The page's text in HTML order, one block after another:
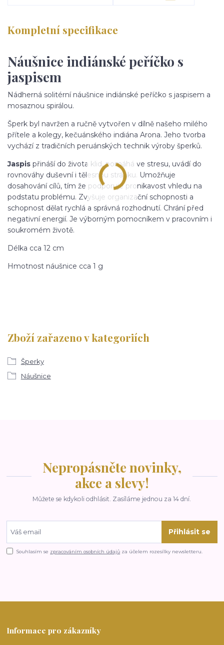
Kompletní specifikace
Náušnice indiánské peříčko s
jaspisem
Nádherná solitérní náušnice indiánské peříčko s jaspisem a
mosaznou spirálou.
Šperk byl navržen a ručně vytvořen v dílně našeho milého
přítele a kolegy, kečuánského indiána Arona. Jeho tvorba
vychází z tradičních peruánských technik výroby šperků.
Jaspis přináší do života klid, pomáhá ve stresu, uvádí do
rovnováhy duševní i tělesnou stránku. Umožňuje
dosahování cílů, tím že podporuje pronikavost vhledu na
podstatu problému. Zvyšuje organizační schopnosti a
schopnost dělat rychlá a správná rozhodnutí. Chrání před
negativní energií. Je výborným pomocníkem v pracovním i
soukromém životě.
Délka cca 12 cm
Hmotnost náušnice cca 1 g
Zboží zařazeno v kategoriích
Šperky
Náušnice
Nepropásněte novinky,
akce a slevy!
Můžete se kdykoli odhlásit. Zasíláme jednou za 14 dní.
Přihlásit se
Souhlasím se zpracováním osobních údajů za účelem rozesílky newsletteru.
Informace pro zákazníky